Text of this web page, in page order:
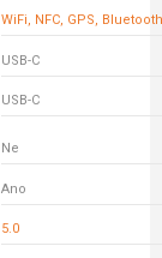
WiFi, NFC, GPS, Bluetooth
USB-C
USB-C
Ne
Ano
5.0